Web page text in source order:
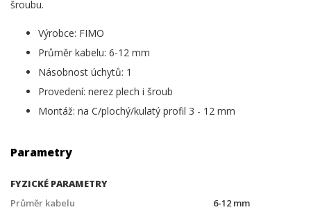
šroubu.
Výrobce: FIMO
Průměr kabelu: 6-12 mm
Násobnost úchytů: 1
Provedení: nerez plech i šroub
Montáž: na C/plochý/kulatý profil 3 - 12 mm
Parametry
FYZICKÉ PARAMETRY
Průměr kabelu
6-12 mm